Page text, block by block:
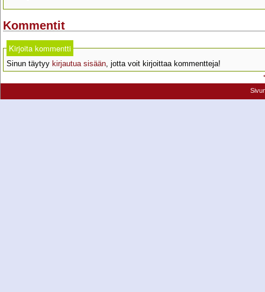
Kommentit
Kirjoita kommentti
Sinun täytyy kirjautua sisään, jotta voit kirjoittaa kommentteja!